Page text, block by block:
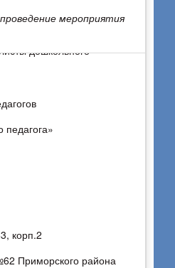
дошкольного
мероприятия
корп.2
Приморского района